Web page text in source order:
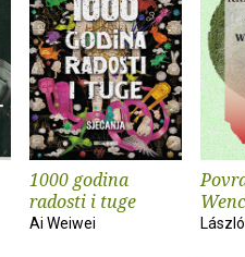
1000 godina
radosti i tuge
Ai Weiwei